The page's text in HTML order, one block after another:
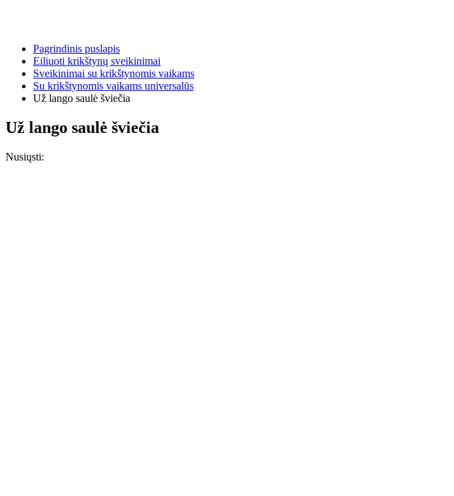
Pagrindinis puslapis
Eiliuoti krikštynų sveikinimai
Sveikinimai su krikštynomis vaikams
Su krikštynomis vaikams universalūs
Už lango saulė šviečia
Už lango saulė šviečia
Nusiųsti: